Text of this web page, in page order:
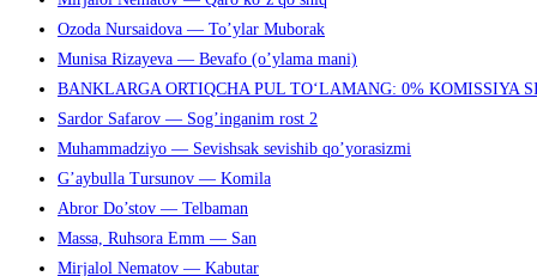
Ozoda Nursaidova — To’ylar Muborak
Munisa Rizayeva — Bevafo (o’ylama mani)
BANKLARGA ORTIQCHA PUL TO‘LAMANG: 0% KOMISSIYA
Sardor Safarov — Sog’inganim rost 2
Muhammadziyo — Sevishsak sevishib qo’yorasizmi
G’aybulla Tursunov — Komila
Abror Do’stov — Telbaman
Massa, Ruhsora Emm — San
Mirjalol Nematov — Kabutar